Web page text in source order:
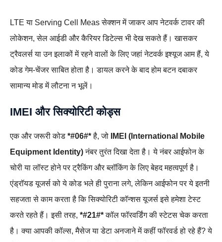
LTE या Serving Cell Meas सेक्शन में जाकर आप नेटवर्क टावर की
लोकेशन, सेल आईडी और कैरियर डिटेल्स भी देख सकते हैं। खासकर
ट्रैवलर्स या उन इलाकों में रहने वालों के लिए जहां नेटवर्क इश्यूज आम हैं, ये
कोड गेम-चेंजर साबित होता है। डायल करने के बाद होम बटन दबाकर
सामान्य मोड में लौटना न भूलें।
IMEI और सिक्योरिटी कोड्स
एक और जरूरी कोड *#06#*है, जो
IMEI (International Mobile
Equipment Identity)नंबर तुरंत दिखा देता है। ये नंबर आईफोन के
चोरी या लॉस्ट होने पर ट्रैकिंग और ब्लॉकिंग के लिए बेहद महत्वपूर्ण है।
एंड्रॉयड यूजर्स को ये कोड भले ही पुराना लगे, लेकिन आईफोन पर ये इतनी
सहजता से काम करता है कि सिक्योरिटी कॉन्शस यूजर्स इसे हमेशा टेस्ट
करते रहते हैं। इसी तरह, *#21#*कॉल फॉरवर्डिंग की स्टेटस चेक करता
है। क्या आपकी कॉल्स, मैसेज या डेटा अनजाने में कहीं फॉरवर्ड हो रहे हैं? ये